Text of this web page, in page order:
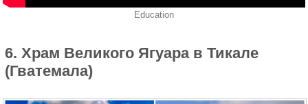
Education
6. Храм Великого Ягуара в Тикале
(Гватемала)